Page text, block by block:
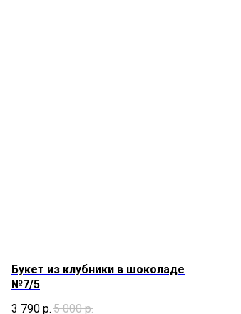
Букет из клубники в шоколаде
№7/5
3 790 р. 5 000 р.